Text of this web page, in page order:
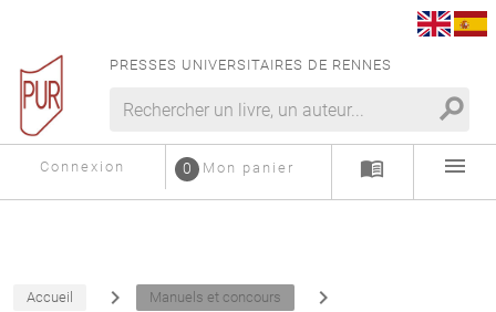
PRESSES UNIVERSITAIRES DE RENNES
search
Connexion Mon panier
0 menu_book menu
Accueil navigate_next Manuels et concours navigate_next